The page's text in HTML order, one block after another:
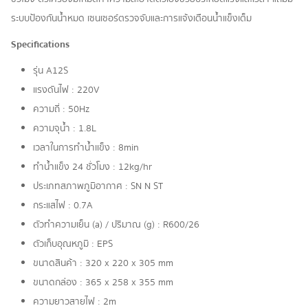
ระบบป้องกันน้ำหมด เซนเซอร์ตรวจจับและการแจ้งเตือนน้ำแข็งเต็ม
Specifications
รุ่น A12S
แรงดันไฟ : 220V
ความถี่ : 50Hz
ความจุน้ำ : 1.8L
เวลาในการทำน้ำเเข็ง : 8min
ทำน้ำแข็ง 24 ชั่วโมง : 12kg/hr
ประเภทสภาพภูมิอากาศ : SN N ST
กระแสไฟ : 0.7A
ตัวทำความเย็น (a) / ปริมาณ (g) : R600/26
ตัวเก็บอุณหภูมิ : EPS
ขนาดสินค้า : 320 x 220 x 305 mm
ขนาดกล่อง : 365 x 258 x 355 mm
ความยาวสายไฟ : 2m